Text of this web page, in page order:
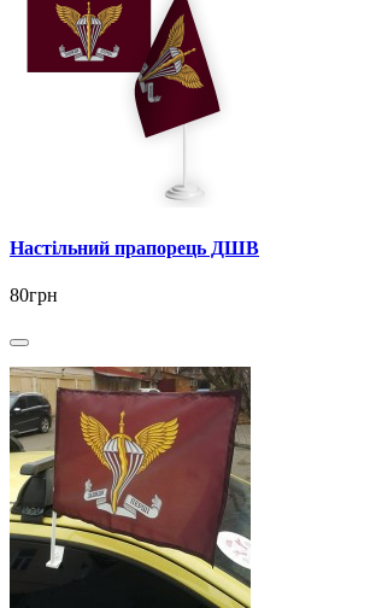
Настільний прапорець ДШВ
80грн